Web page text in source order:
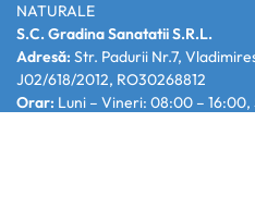
NATURALE
S.C. Gradina Sanatatii S.R.L.
Adresă: Str. Padurii Nr.7,
J02/618/2012, RO30268812
Orar: Luni – Vineri: 08:00 – 16:00,